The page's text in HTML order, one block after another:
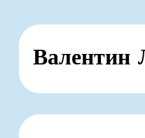
content
Валентин